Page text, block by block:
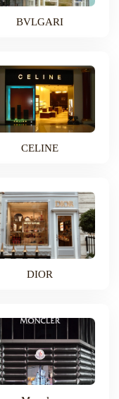
BVLGARI
CELINE
DIOR